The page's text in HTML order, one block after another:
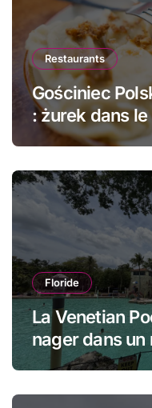
Restaurants
Gościniec
: żurek dans
Floride
La Venetian
nager dans
de Miami